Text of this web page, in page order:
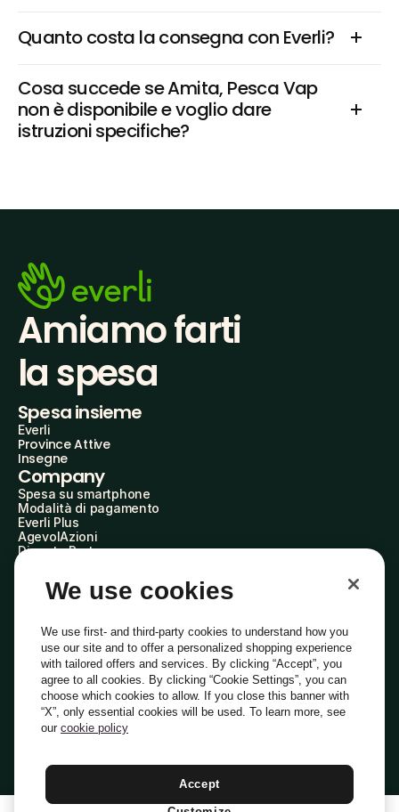
Quanto costa la consegna con Everli?
Cosa succede se Amita, Pesca Vap
non è disponibile e voglio dare
istruzioni specifiche?
Amiamo farti
la spesa
Spesa insieme
Everli
Province Attive
Insegne
Company
Spesa su smartphone
Modalità di pagamento
Everli Plus
AgevolAzioni
Diventa Partner
Everli Shoppers
About Us
Everli News
Domande frequenti
Lavora con noi
Diventa Shopper
Investitori
PrivacyCookiePreferenze Cookie
Termini e CondizioniCodice Etico
Indirizzo PEC: everli@pec.it - indirizzo DPO: dpo@everli.com
Italiano
We use cookies
We use first- and third-party cookies to understand how you
use our site and to offer a personalized shopping experience
with tailored offers and services. By clicking “Accept”, you
agree to all cookies. By clicking “Cookie Settings”, you can
choose which cookies to allow. If you close this banner with
“X”, only essential cookies will be used. To learn more, see
our cookie policy
Accept